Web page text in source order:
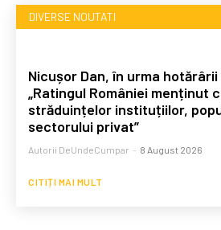
DIVERSE NOUTATI
Nicușor Dan, în urma hotărârii
„Ratingul României menținut
străduințelor instituțiilor,
sectorului privat”
Autorii DeUndeCumpar - 8 August 2026
CITIȚI MAI MULT